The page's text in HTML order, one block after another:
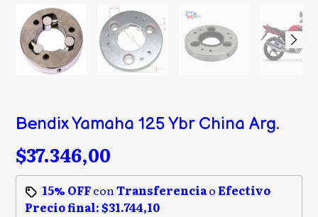
Bendix Yamaha 125 Ybr China Arg.
$37.346,00
15% OFFconTransferenciao Efectivo
Precio final:$31.744,10